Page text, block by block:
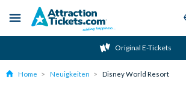
content
Menu
Original E-Tickets
Home Neuigkeiten Disney World Resort